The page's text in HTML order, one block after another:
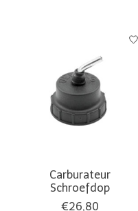
Carburateur
Schroefdop
€26,80